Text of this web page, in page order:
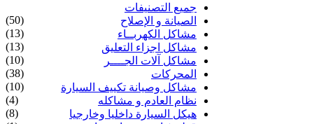
جميع التصنيفات
الصيانة و الإصلاح
(50)
مشاكل الكهربــاء
(13)
مشاكل اجزاء التعليق
(13)
مشاكل آلات الجــــر
(10)
المحركات
(38)
مشاكل وصيانة تكييف السيارة
(10)
نظام العادم و مشاكله
(4)
هيكل السيارة داخليا وخارجيا
(8)